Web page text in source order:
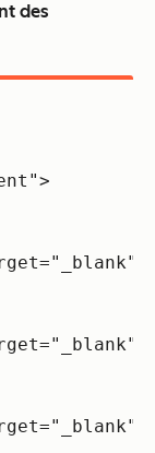
des